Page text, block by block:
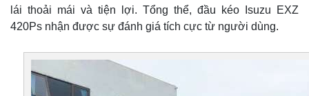
lái thoải mái và tiện lợi. Tổng thể, đầu kéo Isuzu EXZ
420Ps nhận được sự đánh giá tích cực từ người dùng.